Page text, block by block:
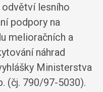
lesního
podpory na
melioračních a
náhrad
Ministerstva
(čj. 790/97-5030).